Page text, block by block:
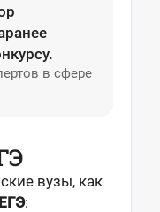
в сфере
вузы, как
: